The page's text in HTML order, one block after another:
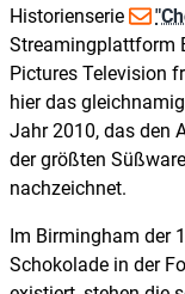
Historienserie
Streamingplattform
Pictures Television
hier das
Jahr 2010, das den
der größten
nachzeichnet.
Im Birmingham der
Schokolade in der